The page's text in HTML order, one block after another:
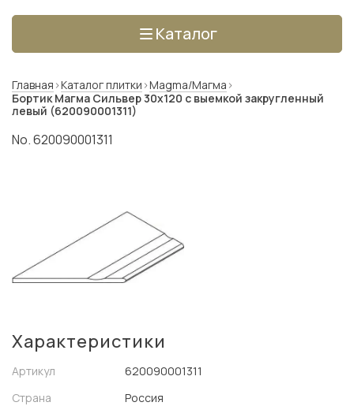
Каталог
Главная Каталог плитки Magma/Магма
Бортик Магма Сильвер 30x120 с выемкой закругленный
левый (620090001311)
No. 620090001311
Характеристики
Артикул
620090001311
Страна
Россия